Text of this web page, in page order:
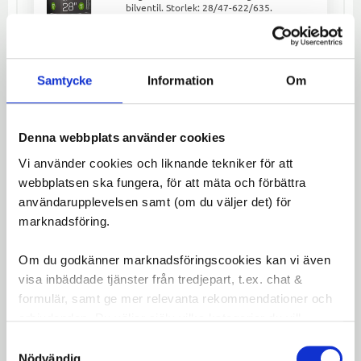
Samtycke Information Om
Denna webbplats använder cookies
Vi använder cookies och liknande tekniker för att
webbplatsen ska fungera, för att mäta och förbättra
användarupplevelsen samt (om du väljer det) för
marknadsföring.
Om du godkänner marknadsföringscookies kan vi även
visa inbäddade tjänster från tredjepart, t.ex. chat &
formulär, samt ge mer relevanta rekommendationer och
Spectra Slate R 40-622 är ett pålitligt och slitstarkt
cykeldäck som passar utmärkt för stadscykling och
trekking. Med sin hållbara konstruktion ger däcket
grusvägar. Den stilrena grå designen ger dessutom
din cykel en modern look.
Specifikationer:
bilventil. Storlek: 28/47-622/635.